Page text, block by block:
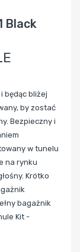
Black
będąc bliżej
by zostać
Bezpieczny i
w tunelu
na rynku
Krótko
bagażnik
Kit -